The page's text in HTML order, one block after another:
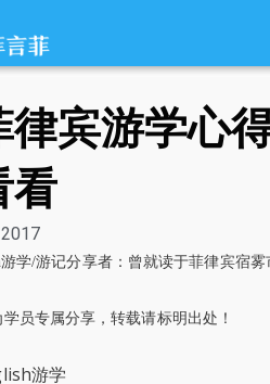
律宾游学心
看
游学/游记分享者：曾就读于菲律宾宿雾
员专属分享，转载请标明出处！